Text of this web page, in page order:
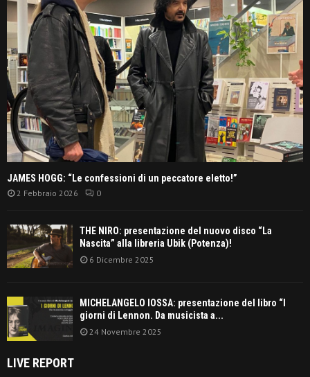
JAMES HOGG: “Le confessioni di un peccatore eletto!”
2 Febbraio 2026 0
THE NIRO: presentazione del nuovo disco “La
Nascita” alla libreria Ubik (Potenza)!
6 Dicembre 2025
MICHELANGELO IOSSA: presentazione del libro “I
giorni di Lennon. Da musicista a...
24 Novembre 2025
LIVE REPORT